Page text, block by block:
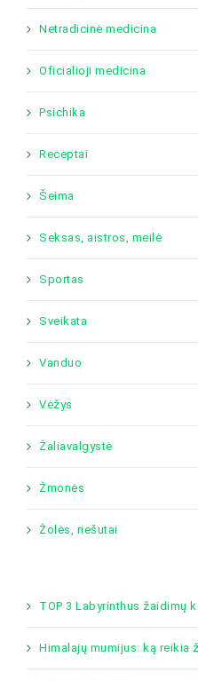
Netradicinė medicina
Oficialioji medicina
Psichika
Receptai
Šeima
Seksas, aistros, meilė
Sportas
Sveikata
Vanduo
Vėžys
Žaliavalgystė
Žmonės
Žolės, riešutai
TOP 3 Labyrinthus žaidimų
Himalajų mumijus: ką reikia